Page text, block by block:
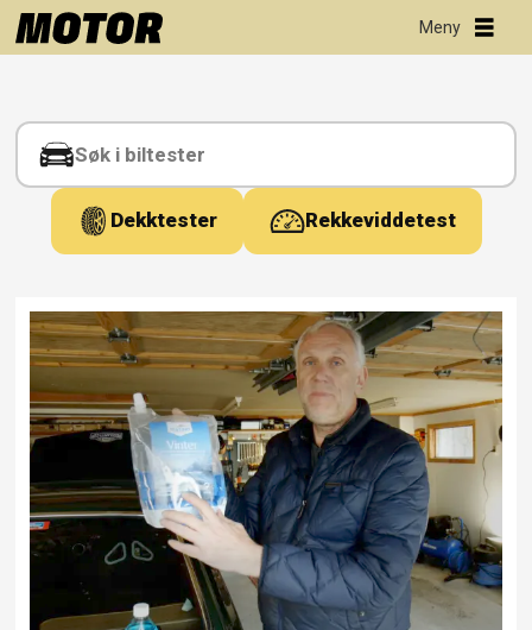
Tag:
spylervæske
Dekktester Rekkeviddetest